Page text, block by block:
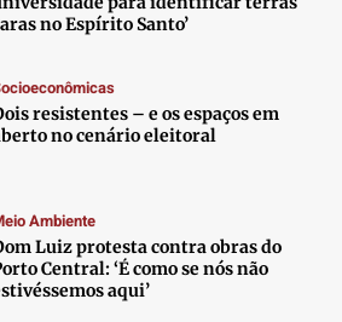
no Espírito Santo’
resistentes – e os espaços em
no cenário eleitoral
Ambiente
Luiz protesta contra obras do
Central: ‘É como se nós não
aqui’